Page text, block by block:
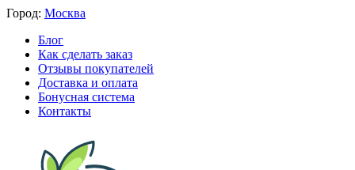
Город: Москва
Блог
Как сделать заказ
Отзывы покупателей
Доставка и оплата
Бонусная система
Контакты